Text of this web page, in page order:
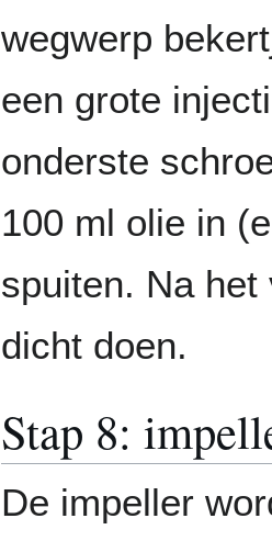
wegwerp
een grote
onderste
100 ml olie in
spuiten. Na
dicht doen.
Stap 8:
De impeller